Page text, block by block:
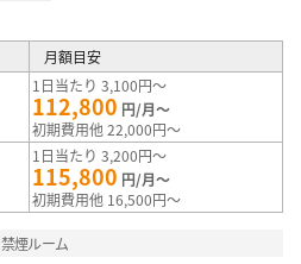
月額目安
1日当たり 3,100円～
112,800 円/月～
初期費用他 22,000円～
1日当たり 3,200円～
115,800 円/月～
初期費用他 16,500円～
禁煙ルーム